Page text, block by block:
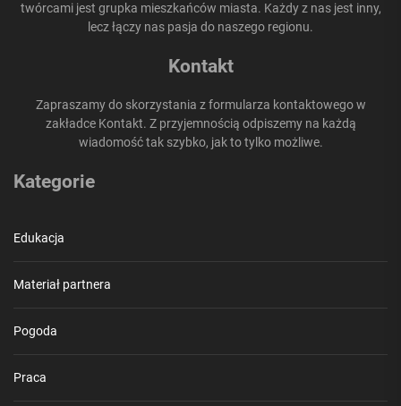
twórcami jest grupka mieszkańców miasta. Każdy z nas jest inny,
lecz łączy nas pasja do naszego regionu.
Kontakt
Zapraszamy do skorzystania z formularza kontaktowego w
zakładce Kontakt. Z przyjemnością odpiszemy na każdą
wiadomość tak szybko, jak to tylko możliwe.
Kategorie
Edukacja
Materiał partnera
Pogoda
Praca